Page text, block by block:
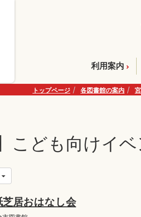
利用案内
トップページ 各図書館の案内
こども向けイベ
芝居おはなし会